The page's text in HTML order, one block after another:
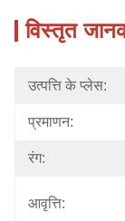
विस्तृत
उत्पत्ति के प्लेस:
प्रमाणन:
रंग:
आवृत्ति: